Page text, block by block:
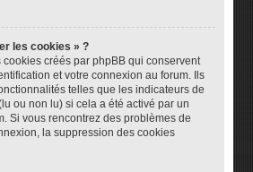
les cookies » ?
créés par phpBB qui conservent
et votre connexion au forum. Ils
telles que les indicateurs de
ou non lu) si cela a été activé par un
Si vous rencontrez des problèmes de
la suppression des cookies